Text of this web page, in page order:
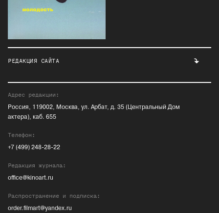
РЕДАКЦИЯ САЙТА
Адрес редакции:
Россия, 119002, Москва, ул. Арбат, д. 35 (Центральный Дом
актера), каб. 655
Телефон:
+7 (499) 248-28-22
Редакция журнала:
office@kinoart.ru
Распространение и подписка:
order.filmart@yandex.ru